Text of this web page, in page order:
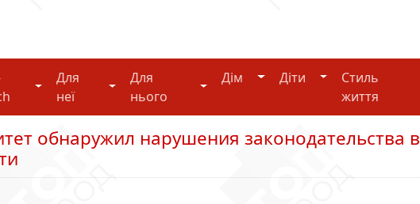
Hi-tech
Для
неї
Для неї
Для
нього
Для нього
Дім Дім Діти ДітиСтиль
життя
обнаружил нарушения законодательства в